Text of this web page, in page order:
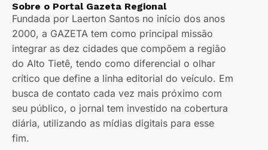
Sobre o Portal Gazeta Regional
Fundada por Laerton Santos no início dos anos
2000, a GAZETA tem como principal missão
integrar as dez cidades que compõem a região
do Alto Tietê, tendo como diferencial o olhar
crítico que define a linha editorial do veículo. Em
busca de contato cada vez mais próximo com
seu público, o jornal tem investido na cobertura
diária, utilizando as mídias digitais para esse
fim.